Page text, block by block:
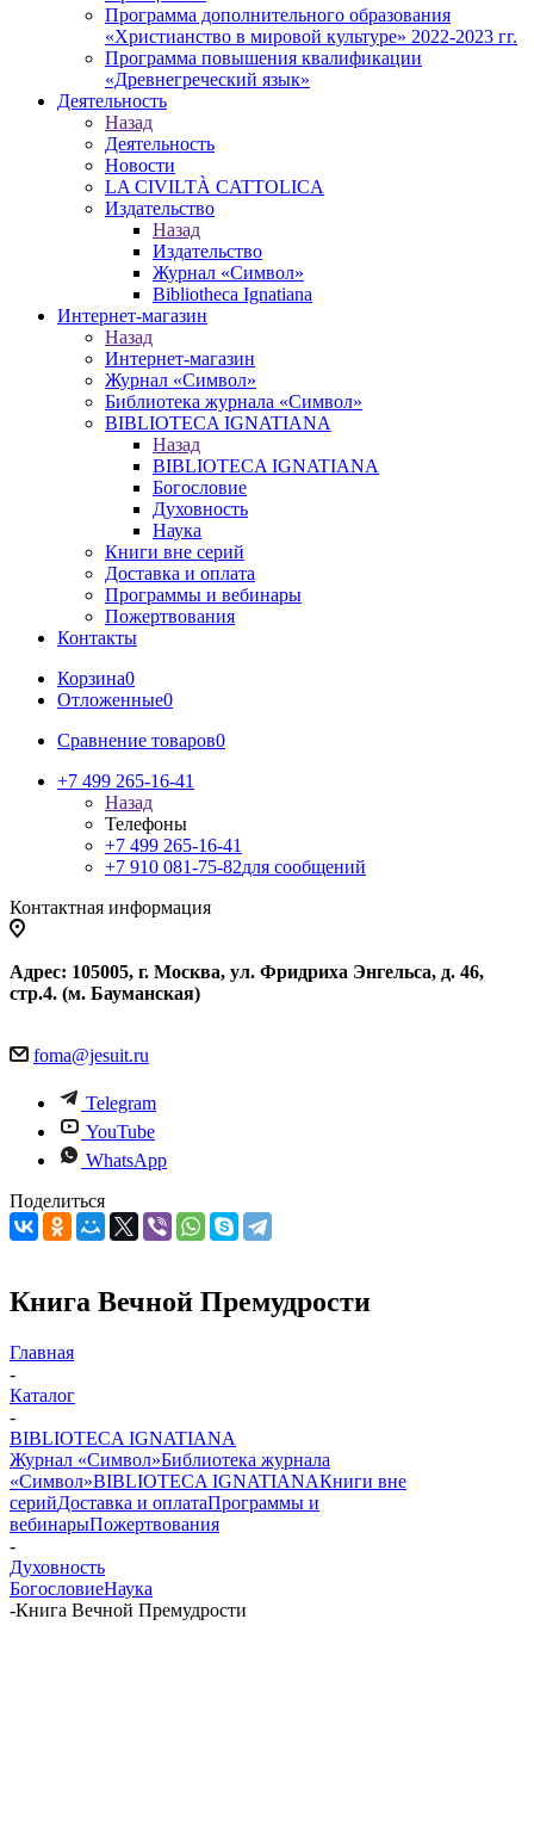
Программа дополнительного образования
«Христианство в мировой культуре» 2022-2023 гг.
Программа повышения квалификации
«Древнегреческий язык»
Деятельность
Назад
Деятельность
Новости
LA CIVILTÀ CATTOLICA
Издательство
Назад
Издательство
Журнал «Символ»
Bibliotheca Ignatiana
Интернет-магазин
Назад
Интернет-магазин
Журнал «Символ»
Библиотека журнала «Символ»
BIBLIOTECA IGNATIANA
Назад
BIBLIOTECA IGNATIANA
Богословие
Духовность
Наука
Книги вне серий
Доставка и оплата
Программы и вебинары
Пожертвования
Контакты
Корзина0
Отложенные0
Сравнение товаров0
+7 499 265-16-41
Назад
Телефоны
+7 499 265-16-41
+7 910 081-75-82для сообщений
Контактная информация
Адрес: 105005, г. Москва, ул. Фридриха Энгельса, д. 46,
стр.4. (м. Бауманская)
foma@jesuit.ru
Telegram
YouTube
WhatsApp
Поделиться
Книга Вечной Премудрости
Главная
-
Каталог
-
BIBLIOTECA IGNATIANA
Журнал «Символ»Библиотека журнала
«Символ»BIBLIOTECA IGNATIANAКниги вне
серийДоставка и оплатаПрограммы и
вебинарыПожертвования
-
Духовность
БогословиеНаука
-Книга Вечной Премудрости